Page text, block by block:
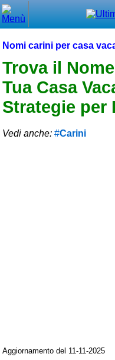
Nomi carini per casa
Trova il
Tua Casa
Strategie per
Vedi anche: Carini
Aggiornamento del 11-11-2025
Menù principale
⌂ Home
🕐 Last Minute
🕐 First Minute
🔍 Cerca
Eventi e cose da vedere